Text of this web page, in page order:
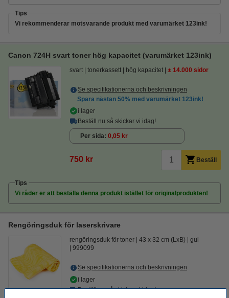
Tips
Vi rekommenderar motsvarande produkt med varumärket 123ink!
Canon 724H svart toner hög kapacitet (varumärket 123ink)
svart tonerkassett hög kapacitet ± 14.000 sidor
Se specifikationerna och beskrivningen
Spara nästan 50% med varumärket 123ink!
i lager
Beställ nu så skickar vi idag!
Per sida 0,05 kr
750 kr Beställ
Tips
Vi råder er att beställa denna produkt istället för originalprodukten!
Rengöringsduk för laserskrivare
rengöringsduk för toner 43 x 32 cm (LxB)
gul
999099
Se specifikationerna och beskrivningen
i lager
Beställ nu så skickar vi idag!